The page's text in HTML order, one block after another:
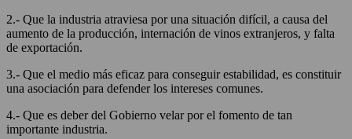
2.- Que la industria atraviesa por una situación difícil, a causa del
aumento de la producción, internación de vinos extranjeros, y falta
de exportación.
3.- Que el medio más eficaz para conseguir estabilidad, es constituir
una asociación para defender los intereses comunes.
4.- Que es deber del Gobierno velar por el fomento de tan
importante industria.